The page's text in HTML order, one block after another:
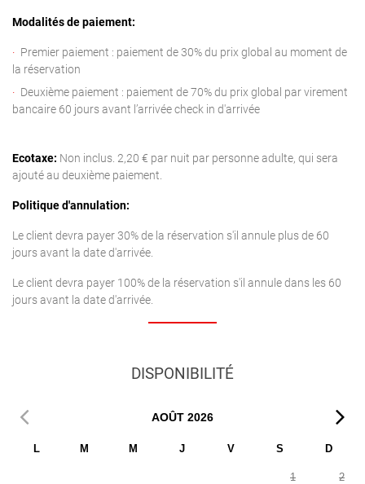
Modalités de paiement:
Premier paiement : paiement de 30% du prix global au moment de
la réservation
Deuxième paiement : paiement de 70% du prix global par virement
bancaire 60 jours avant l’arrivée check in d'arrivée
Ecotaxe: Non inclus. 2,20 € par nuit par personne adulte, qui sera
ajouté au deuxième paiement.
Politique d'annulation:
Le client devra payer 30% de la réservation s'il annule plus de 60
jours avant la date d'arrivée.
Le client devra payer 100% de la réservation s'il annule dans les 60
jours avant la date d'arrivée.
DISPONIBILITÉ
AOÛT 2026
L M M J V S D
1 2